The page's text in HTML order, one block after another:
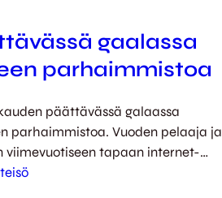
gaalassa
parhaimmistoa
päättävässä galaassa
parhaimmistoa. Vuoden pelaaja ja
viimevuotiseen tapaan internet-
saivat antaa äänensä